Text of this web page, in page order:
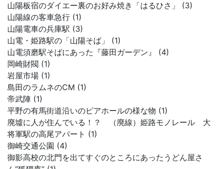
山陽板宿のダイエー裏のお好み焼き「はるひさ」 (3)
山陽線の客車急行 (1)
山陽電車の兵庫駅 (3)
山電・姫路駅の「山陽そば」 (1)
山電須磨駅そばにあった『藤田ガーデン』 (4)
岡崎財閥 (1)
岩屋市場 (1)
島田のラムネのCM (1)
帝武陣 (1)
平野の有馬街道沿いのビアホールの様な物 (1)
廃墟に人が住んでいる！？ （廃線）姫路モノレール 大
将軍駅の高尾アパート (1)
御崎交通公園 (4)
御影高校の北門を出てすぐのところにあったうどん屋さ